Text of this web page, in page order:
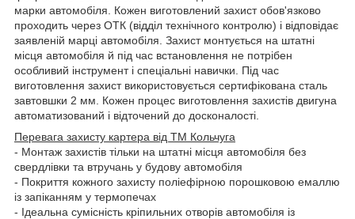
марки автомобіля. Кожен виготовлений захист обов'язково
проходить через ОТК (відділ технічного контролю) і відповідає
заявленій марці автомобіля. Захист монтується на штатні
місця автомобіля й під час встановлення не потрібен
особливий інструмент і спеціальні навички. Під час
виготовлення захист використовується сертифікована сталь
завтовшки 2 мм. Кожен процес виготовлення захистів двигуна
автоматизований і відточений до досконалості.
Перевага захисту картера від ТМ Кольчуга
- Монтаж захистів тільки на штатні місця автомобіля без
свердлівки та втручань у будову автомобіля
- Покриття кожного захисту поліефірною порошковою емаллю
із запіканням у термопечах
- Ідеальна сумісність кріпильних отворів автомобіля із